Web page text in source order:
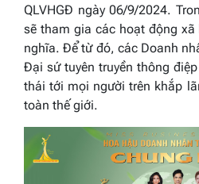
QLVHGĐ ngày 06/9/2024.
sẽ tham gia các hoạt động
nghĩa. Để từ đó, các Doanh
Đại sứ tuyên truyền thông
thái tới mọi người trên khắp
toàn thế giới.